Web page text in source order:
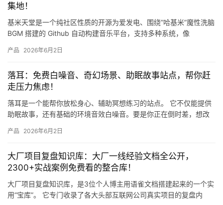
产
品
集地！
基米天堂是一个纯社区性质的开源为爱发电、围绕”哈基米”魔性洗脑
BGM 搭建的 Github 自动构建音乐平台，支持多种系统，像
产品 2026年6月2日
落耳：免费白噪音、奇幻场景、助眠故事站点，帮你赶
走压力焦虑！
落耳是一个能帮你放松身心、辅助冥想练习的站点。 它不仅能提供
助眠故事，还有基础的环境音效白噪音。要是你正在倒时差，想改
者…
产品 2026年6月2日
大厂项目复盘知识库：大厂一线经验文档全公开，
2300+实战案例免费看的整合库！
大厂项目复盘知识库，是3位个人博主用语雀文档搭建起来的一个实
用“宝库”。 它专门收录了各大头部互联网公司真实项目的复盘内